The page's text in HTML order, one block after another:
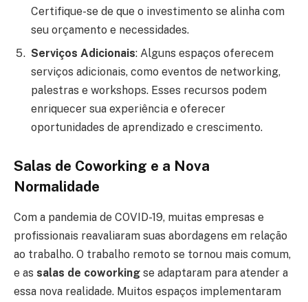
Certifique-se de que o investimento se alinha com
seu orçamento e necessidades.
Serviços Adicionais: Alguns espaços oferecem
serviços adicionais, como eventos de networking,
palestras e workshops. Esses recursos podem
enriquecer sua experiência e oferecer
oportunidades de aprendizado e crescimento.
Salas de Coworking e a Nova
Normalidade
Com a pandemia de COVID-19, muitas empresas e
profissionais reavaliaram suas abordagens em relação
ao trabalho. O trabalho remoto se tornou mais comum,
e as salas de coworking se adaptaram para atender a
essa nova realidade. Muitos espaços implementaram